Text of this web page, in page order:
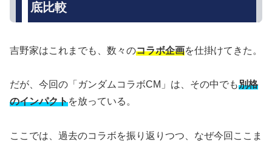
底比較
吉野家はこれまでも、数々のコラボ企画を仕掛けてきた。
だが、今回の「ガンダムコラボCM」は、その中でも別格
のインパクトを放っている。
ここでは、過去のコラボを振り返りつつ、なぜ今回ここま